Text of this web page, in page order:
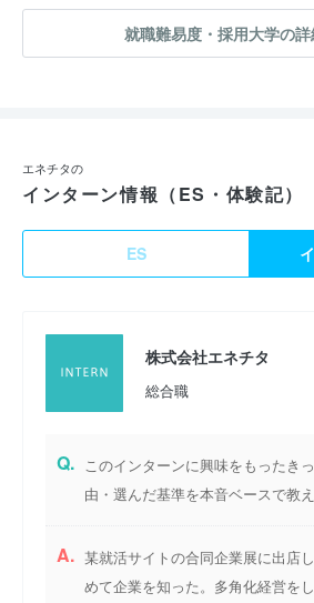
就職難易度・採用大学の
エネチタの
インターン情報（ES・体験記）
ES
株式会社エネチタ
総合職
Q. このインターンに興味をもったき
由・選んだ基準を本音ベースで教え
A. 某就活サイトの合同企業展に出店
めて企業を知った。多角化経営を